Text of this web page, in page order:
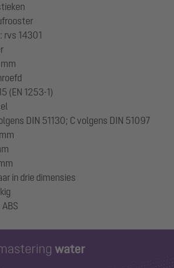
rvs 14301
(EN 1253-1)
DIN 51130; C volgens DIN 51097
in drie dimensies